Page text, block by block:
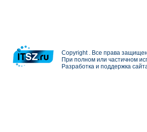
Copyright . Все права
При полном или частичном
Разработка и поддержка